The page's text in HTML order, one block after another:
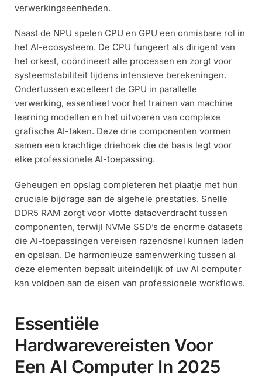
verwerkingseenheden.
Naast de NPU spelen CPU en GPU een onmisbare rol in
het AI-ecosysteem. De CPU fungeert als dirigent van
het orkest, coördineert alle processen en zorgt voor
systeemstabiliteit tijdens intensieve berekeningen.
Ondertussen excelleert de GPU in parallelle
verwerking, essentieel voor het trainen van machine
learning modellen en het uitvoeren van complexe
grafische AI-taken. Deze drie componenten vormen
samen een krachtige driehoek die de basis legt voor
elke professionele AI-toepassing.
Geheugen en opslag completeren het plaatje met hun
cruciale bijdrage aan de algehele prestaties. Snelle
DDR5 RAM zorgt voor vlotte dataoverdracht tussen
componenten, terwijl NVMe SSD’s de enorme datasets
die AI-toepassingen vereisen razendsnel kunnen laden
en opslaan. De harmonieuze samenwerking tussen al
deze elementen bepaalt uiteindelijk of uw AI computer
kan voldoen aan de eisen van professionele workflows.
Essentiële
Hardwarevereisten Voor
Een AI ComputerIn 2025